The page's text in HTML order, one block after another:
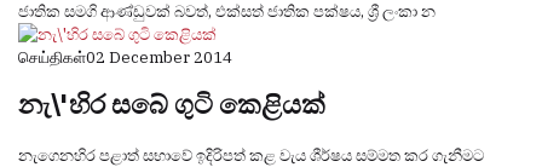
ජාතික සමගි ආණ්ඩුවක් බවත්, එක්සත් ජාතික පක්ෂය, ශ්‍රී ලංකා න
செய்திகள்02 December 2014
නැ\'හිර සබේ ගුටි කෙළියක්
නැගෙනහිර පළාත් සභාවේ ඉදිරිපත් කළ වැය ශීර්ෂය සම්මත කර ගැනීමට